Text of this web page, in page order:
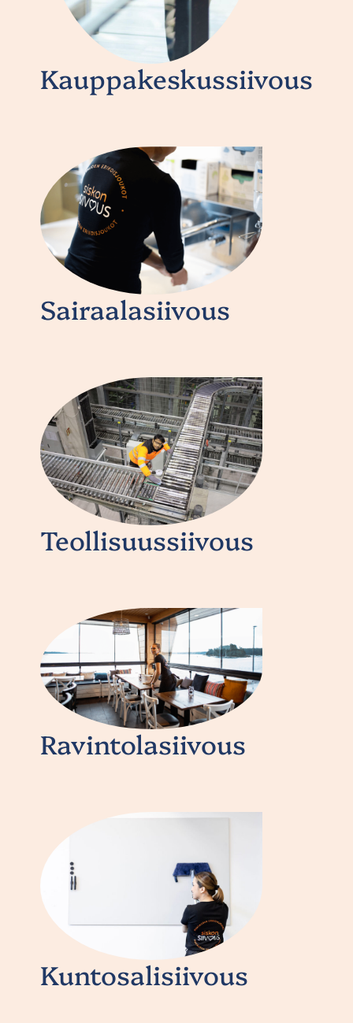
Kauppakeskussiivous
Sairaalasiivous
Teollisuussiivous
Ravintolasiivous
Kuntosalisiivous